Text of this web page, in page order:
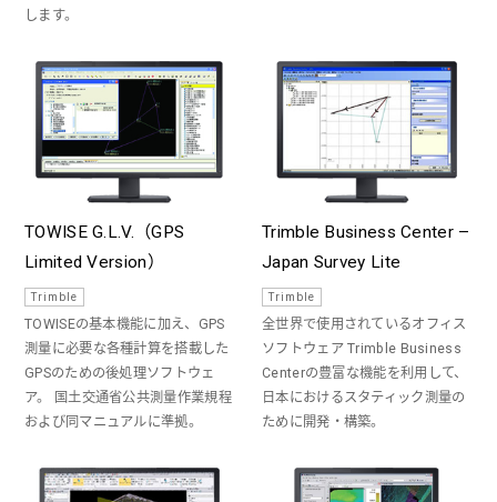
します。
TOWISE G.L.V.（GPS
Limited Version）
Trimble
TOWISEの基本機能に加え、GPS
測量に必要な各種計算を搭載した
GPSのための後処理ソフトウェ
ア。 国土交通省公共測量作業規程
および同マニュアルに準拠。
Trimble Business Center –
Japan Survey Lite
Trimble
全世界で使用されているオフィス
ソフトウェア Trimble Business
Centerの豊富な機能を利用して、
日本におけるスタティック測量の
ために開発・構築。